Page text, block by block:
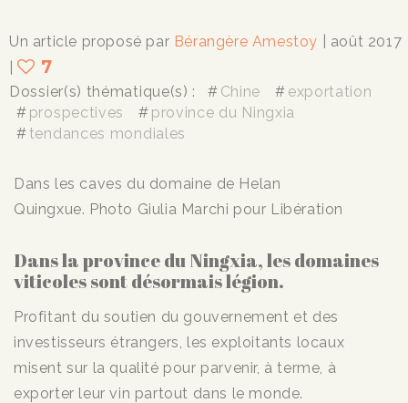
Un article proposé par Bérangère Amestoy
| août 2017
|
7
Dossier(s) thématique(s) : Chine
exportation
prospectives
province du Ningxia
tendances mondiales
Dans les caves du domaine de Helan
Quingxue. Photo Giulia Marchi pour Libération
Dans la province du Ningxia, les domaines
viticoles sont désormais légion.
Profitant du soutien du gouvernement et des
investisseurs étrangers, les exploitants locaux
misent sur la qualité pour parvenir, à terme, à
exporter leur vin partout dans le monde.